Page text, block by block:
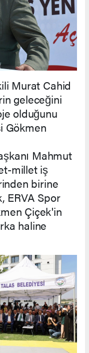
Murat Cahid
geleceğini
olduğunu
Gökmen
Mahmut
millet iş
birine
ERVA Spor
Çiçek'in
haline